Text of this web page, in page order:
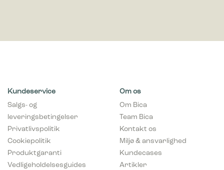
Kundeservice
Salgs- og
leveringsbetingelser
Privatlivspolitik
Cookiepolitik
Produktgaranti
Vedligeholdelsesguides
Om os
Om Bica
Team Bica
Kontakt os
Miljø & ansvarlighed
Kundecases
Artikler